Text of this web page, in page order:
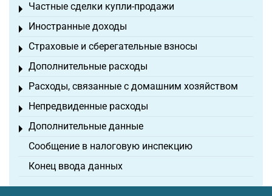
Частные сделки купли-продажи
Toggle menu
Иностранные доходы
Toggle menu
Страховые и сберегательные взносы
Toggle menu
Дополнительные расходы
Toggle menu
Расходы, связанные с домашним хозяйством
Toggle menu
Непредвиденные расходы
Toggle menu
Дополнительные данные
Toggle menu
Сообщение в налоговую инспекцию
Конец ввода данных